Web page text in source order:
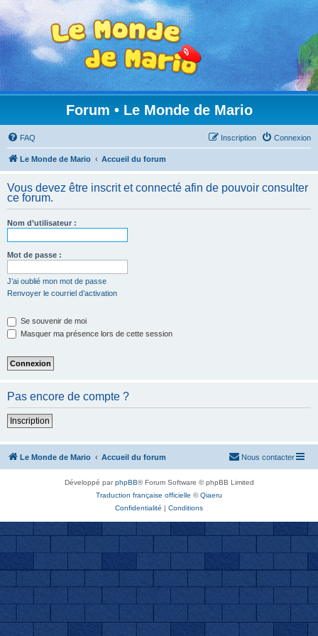
Forum • Le Monde de Mario
FAQ Connexion
Inscription
Le Monde de Mario Accueil du forum
Vous devez être inscrit et connecté afin de pouvoir consulter
ce forum.
Nom d’utilisateur :
Mot de passe :
J’ai oublié mon mot de passe
Renvoyer le courriel d’activation
Se souvenir de moi
Masquer ma présence lors de cette session
Pas encore de compte ?
Inscription
Le Monde de Mario Accueil du forum Nous contacter
Développé parphpBB® Forum Software © phpBB Limited
Traduction française officielle ©Qiaeru
Confidentialité | Conditions